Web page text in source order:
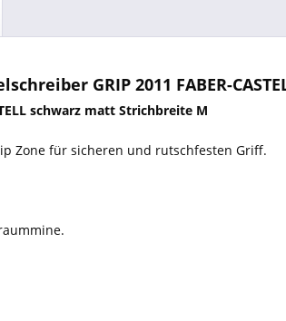
GRIP 2011 FABER-
schwarz matt Strichbreite M
Zone für sicheren und rutschfesten Griff.